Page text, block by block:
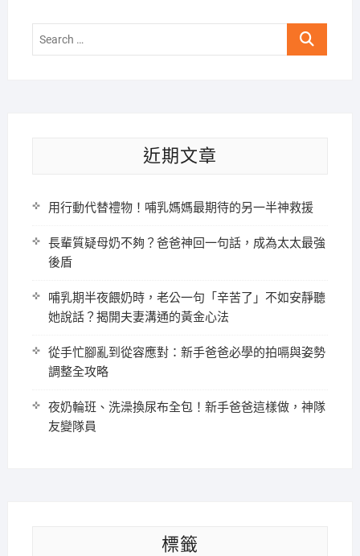
Search
近期文章
用行動代替禮物！哺乳媽媽最期待的另一半神救援
長輩質疑母奶不夠？爸爸神回一句話，成為太太最強
後盾
哺乳期半夜餵奶時，老公一句「辛苦了」不如安靜聽
她說話？揭開夫妻溝通的黃金心法
從手忙腳亂到從容應對：新手爸爸必學的拍嗝與姿勢
調整全攻略
夜奶輪班、洗澡換尿布全包！新手爸爸這樣做，神隊
友變隊員
標籤